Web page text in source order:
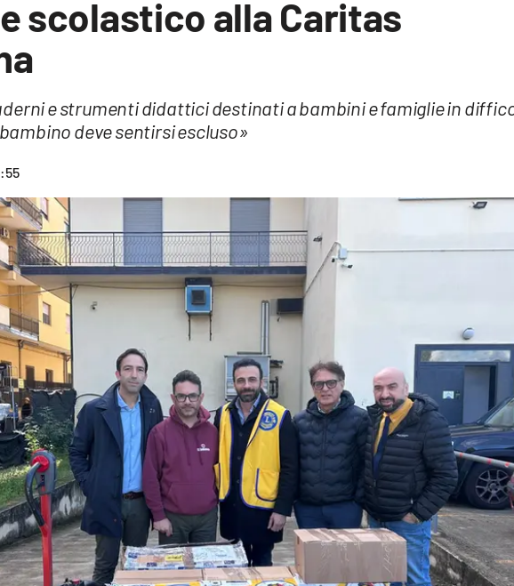
scolastico alla Caritas
e strumenti didattici destinati a bambini e famiglie in
deve sentirsi escluso»